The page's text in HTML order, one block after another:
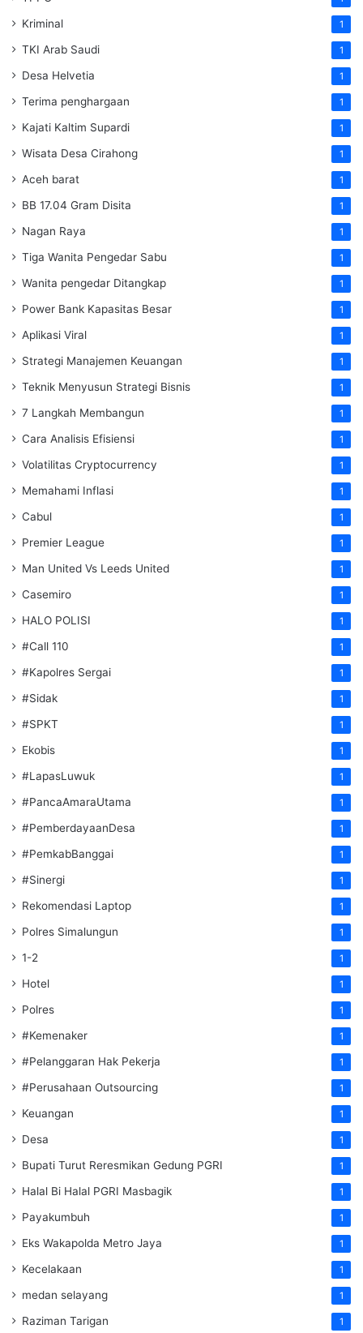
Kriminal 1
TKI Arab Saudi 1
Desa Helvetia 1
Terima penghargaan 1
Kajati Kaltim Supardi 1
Wisata Desa Cirahong 1
Aceh barat 1
BB 17.04 Gram Disita 1
Nagan Raya 1
Tiga Wanita Pengedar Sabu 1
Wanita pengedar Ditangkap 1
Power Bank Kapasitas Besar 1
Aplikasi Viral 1
Strategi Manajemen Keuangan 1
Teknik Menyusun Strategi Bisnis 1
7 Langkah Membangun 1
Cara Analisis Efisiensi 1
Volatilitas Cryptocurrency 1
Memahami Inflasi 1
Cabul 1
Premier League 1
Man United Vs Leeds United 1
Casemiro 1
HALO POLISI 1
#Call 110 1
#Kapolres Sergai 1
#Sidak 1
#SPKT 1
Ekobis 1
#LapasLuwuk 1
#PancaAmaraUtama 1
#PemberdayaanDesa 1
#PemkabBanggai 1
#Sinergi 1
Rekomendasi Laptop 1
Polres Simalungun 1
1-2 1
Hotel 1
Polres 1
#Kemenaker 1
#Pelanggaran Hak Pekerja 1
#Perusahaan Outsourcing 1
Keuangan 1
Desa 1
Bupati Turut Reresmikan Gedung PGRI 1
Halal Bi Halal PGRI Masbagik 1
Payakumbuh 1
Eks Wakapolda Metro Jaya 1
Kecelakaan 1
medan selayang 1
Raziman Tarigan 1